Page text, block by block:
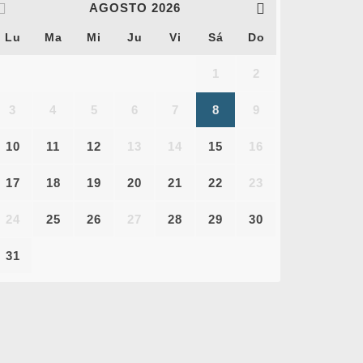
AGOSTO 2026
Lu Ma Mi Ju Vi Sá Do
1 2
3 4 5 6 7 8 9
10 11 12 13 14 15 16
17 18 19 20 21 22 23
24 25 26 27 28 29 30
31